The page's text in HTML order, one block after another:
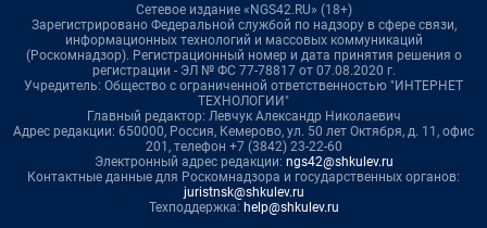
Сетевое издание «NGS42.RU» (18+)
Зарегистрировано Федеральной службой по надзору в сфере связи,
информационных технологий и массовых коммуникаций
(Роскомнадзор). Регистрационный номер и дата принятия решения о
регистрации - ЭЛ № ФС 77-78817 от 07.08.2020 г.
Учредитель: Общество с ограниченной ответственностью "ИНТЕРНЕТ
ТЕХНОЛОГИИ"
Главный редактор: Левчук Александр Николаевич
Адрес редакции: 650000, Россия, Кемерово, ул. 50 лет Октября, д. 11, офис
201, телефон +7 (3842) 23-22-60
Электронный адрес редакции: ngs42@shkulev.ru
Контактные данные для Роскомнадзора и государственных органов:
juristnsk@shkulev.ru
Техподдержка: help@shkulev.ru